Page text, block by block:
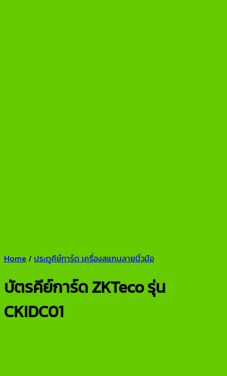
Home / ประตูคีย์การ์ด เครื่องสแกนลายนิ้วมือ
บัตรคีย์การ์ด ZKTeco รุ่น
CKIDC01